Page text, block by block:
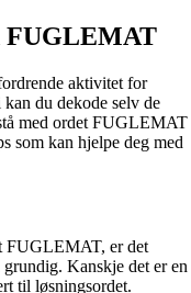
FUGLEMAT
aktivitet for
du dekode selv de
med ordet FUGLEMAT
som kan hjelpe deg med
FUGLEMAT, er det
Kanskje det er en
til løsningsordet.